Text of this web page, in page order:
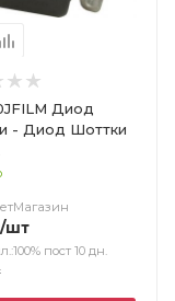
Диод
/шт
пост 10 дн.